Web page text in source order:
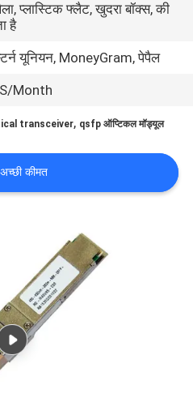
प्लास्टिक फ्लैट, खुदरा बॉक्स, की
है
यूनियन, MoneyGram, पेपैल
Month
transceiver, qsfp ऑप्टिकल मॉड्यूल
कीमत